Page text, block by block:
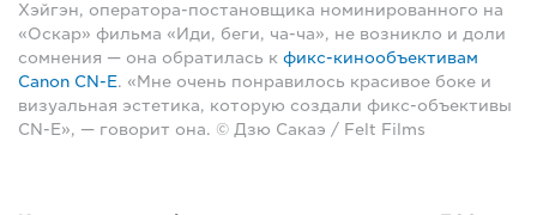
Хэйгэн, оператора-постановщика номинированного на
«Оскар» фильма «Иди, беги, ча-ча», не возникло и доли
сомнения — она обратилась к фикс-кинообъективам
Canon CN-E. «Мне очень понравилось красивое боке и
визуальная эстетика, которую создали фикс-объективы
CN-E», — говорит она. © Дзю Сакаэ / Felt Films